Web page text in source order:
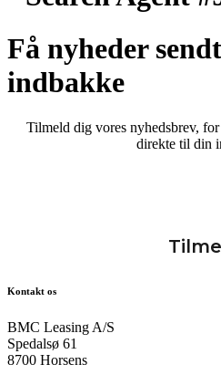
Få nyheder
indbakke
Tilmeld dig vores nyhedsbrev,
direkte til din
Kontakt os
BMC Leasing A/S
Spedalsø 61
8700 Horsens